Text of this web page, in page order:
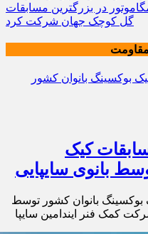
در بزرگترین مسابقات
گل کوچک جهان شرکت کرد
کیک
بانوی سایپایی
بانوان کشور توسط
کمک فنر ایندامین سایپا